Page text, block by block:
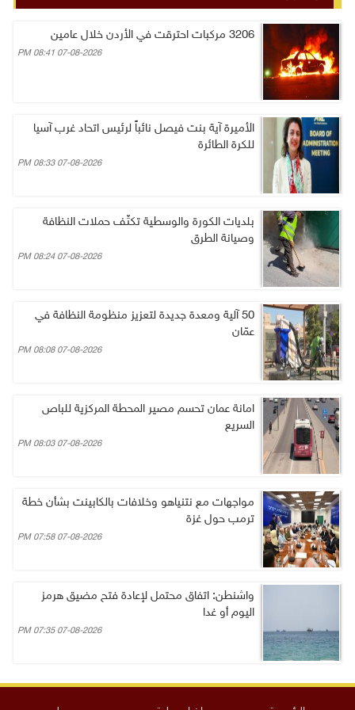
3206 مركبات احترقت في الأردن خلال عامين
07-08-2026 08:41 PM
الأميرة آية بنت فيصل نائباً لرئيس اتحاد غرب آسيا
للكرة الطائرة
07-08-2026 08:33 PM
بلديات الكورة والوسطية تكثّف حملات النظافة
وصيانة الطرق
07-08-2026 08:24 PM
50 آلية ومعدة جديدة لتعزيز منظومة النظافة في
عمّان
07-08-2026 08:08 PM
امانة عمان تحسم مصير المحطة المركزية للباص
السريع
07-08-2026 08:03 PM
مواجهات مع نتنياهو وخلافات بالكابينت بشأن خطة
ترمب حول غزة
07-08-2026 07:58 PM
واشنطن: اتفاق محتمل لإعادة فتح مضيق هرمز
اليوم أو غدا
07-08-2026 07:35 PM